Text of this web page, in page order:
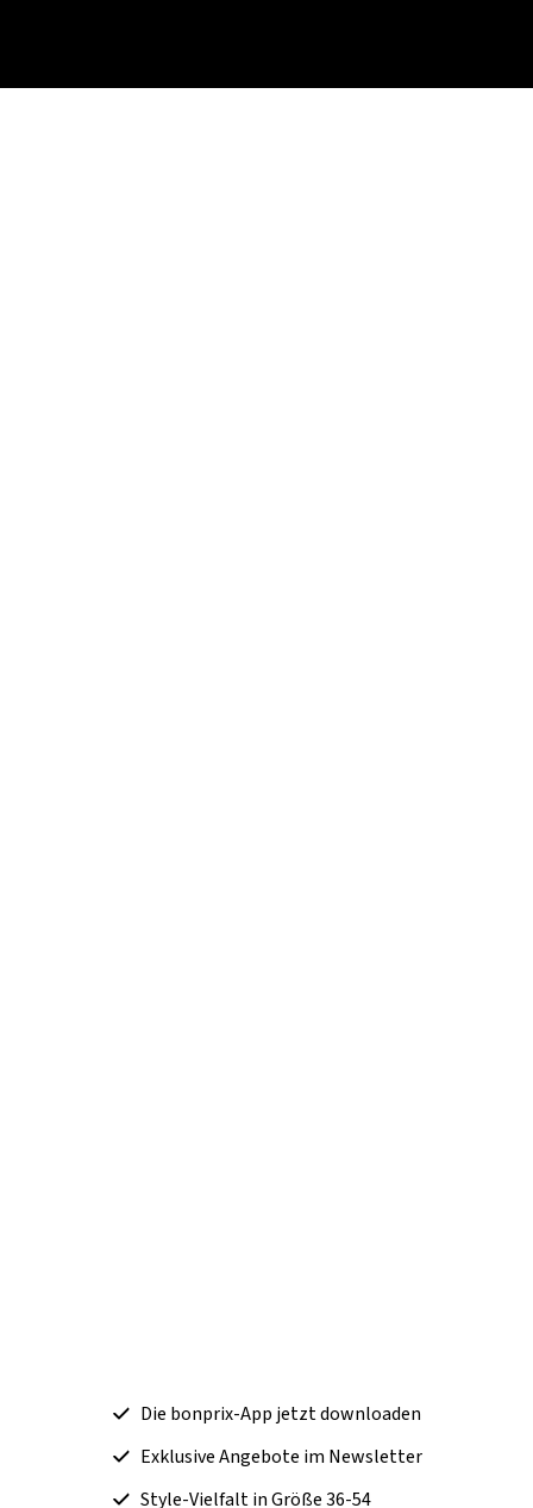
Die bonprix-App jetzt downloaden
Exklusive Angebote im Newsletter
Style-Vielfalt in Größe 36-54